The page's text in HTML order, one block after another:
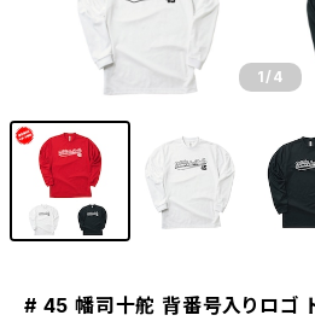
1 /4
# 45 幡司十舵 背番号入りロゴ